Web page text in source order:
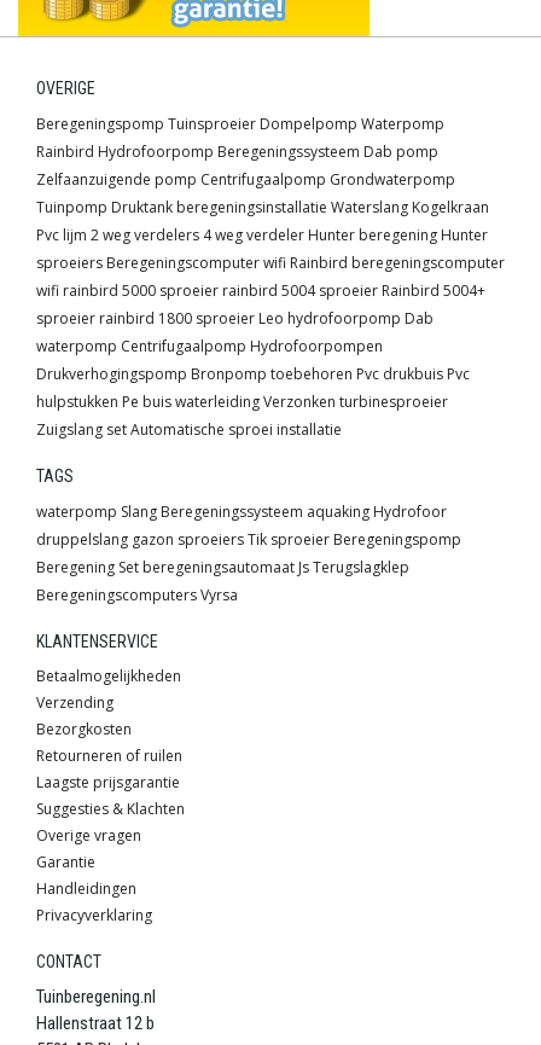
OVERIGE
Beregeningspomp Tuinsproeier Dompelpomp Waterpomp
Rainbird Hydrofoorpomp Beregeningssysteem Dab pomp
Zelfaanzuigende pomp Centrifugaalpomp Grondwaterpomp
Tuinpomp Druktank beregeningsinstallatie Waterslang Kogelkraan
Pvc lijm 2 weg verdelers 4 weg verdeler Hunter beregening Hunter
sproeiers Beregeningscomputer wifi Rainbird beregeningscomputer
wifi rainbird 5000 sproeier rainbird 5004 sproeier Rainbird 5004+
sproeier rainbird 1800 sproeier Leo hydrofoorpomp Dab
waterpomp Centrifugaalpomp Hydrofoorpompen
Drukverhogingspomp Bronpomp toebehoren Pvc drukbuis Pvc
hulpstukken Pe buis waterleidingVerzonken turbinesproeier
Zuigslang setAutomatische sproei installatie
TAGS
waterpomp Slang Beregeningssysteem aquaking Hydrofoor
druppelslang gazon sproeiersTik sproeier Beregeningspomp
Beregening Set beregeningsautomaat JsTerugslagklep
BeregeningscomputersVyrsa
KLANTENSERVICE
Betaalmogelijkheden
Verzending
Bezorgkosten
Retourneren of ruilen
Laagste prijsgarantie
Suggesties & Klachten
Overige vragen
Garantie
Handleidingen
Privacyverklaring
CONTACT
Tuinberegening.nl
Hallenstraat 12 b